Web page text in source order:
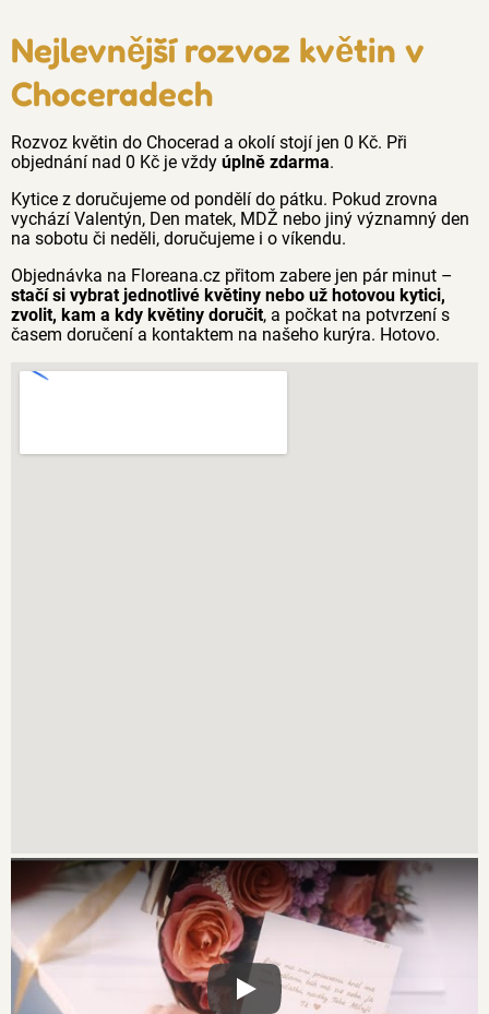
Nejlevnější rozvoz květin v
Choceradech
Rozvoz květin do Chocerad a okolí stojí jen 0 Kč. Při
objednání nad 0 Kč je vždy úplně zdarma.
Kytice z doručujeme od pondělí do pátku. Pokud zrovna
vychází Valentýn, Den matek, MDŽ nebo jiný významný den
na sobotu či neděli, doručujeme i o víkendu.
Objednávka na Floreana.cz přitom zabere jen pár minut –
stačí si vybrat jednotlivé květiny nebo už hotovou kytici,
zvolit, kam a kdy květiny doručit, a počkat na potvrzení s
časem doručení a kontaktem na našeho kurýra. Hotovo.
Xxx